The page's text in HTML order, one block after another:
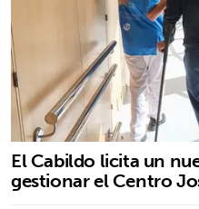
El Cabildo licita un
gestionar el Centro